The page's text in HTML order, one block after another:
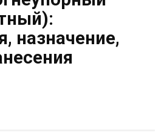
назначение,